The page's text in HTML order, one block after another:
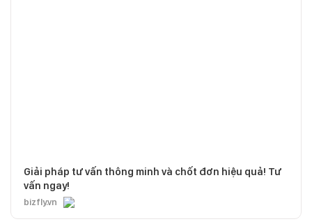
Giải pháp tư vấn thông minh và chốt đơn hiệu quả! Tư
vấn ngay!
bizfly.vn